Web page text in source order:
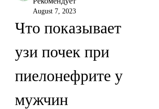
August 7, 2023
Что показывает
узи почек при
пиелонефрите у
мужчин